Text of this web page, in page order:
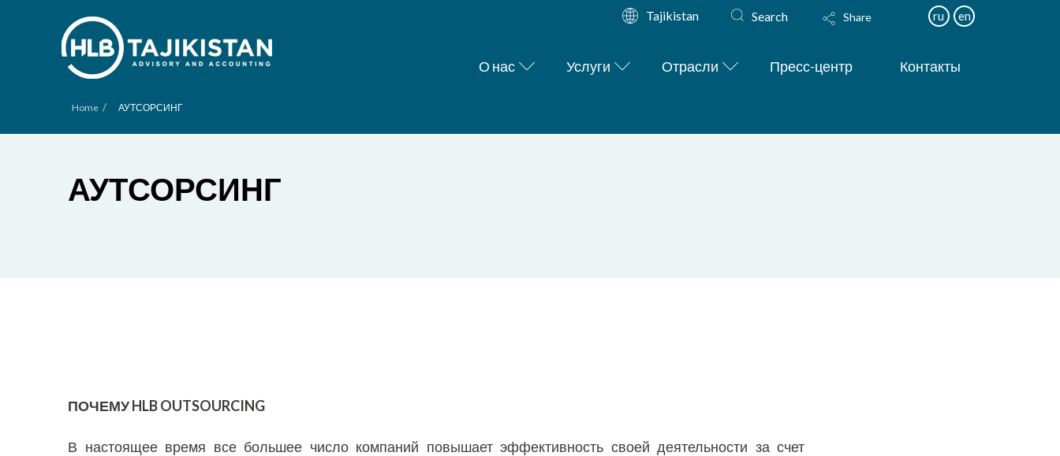
Tajikistan Search Share ru en
О нас Услуги Отрасли Пресс-центр Контакты
Home / АУТСОРСИНГ
АУТСОРСИНГ
ПОЧЕМУ HLB OUTSOURCING
В настоящее время все большее число компаний повышает эффективность своей деятельности за счет